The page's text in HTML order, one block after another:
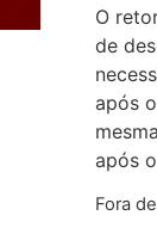
O
de
após
após
Fora